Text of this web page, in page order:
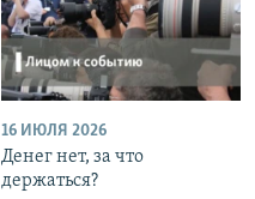
16 ИЮЛЯ 2026
Денег нет, за что
держаться?